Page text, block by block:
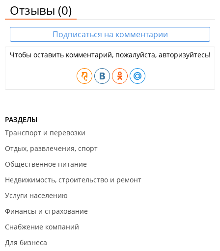
Отзывы (0)
Подписаться на комментарии
Чтобы оставить комментарий, пожалуйста, авторизуйтесь!
РАЗДЕЛЫ
Транспорт и перевозки
Отдых, развлечения, спорт
Общественное питание
Недвижимость, строительство и ремонт
Услуги населению
Финансы и страхование
Снабжение компаний
Для бизнеса